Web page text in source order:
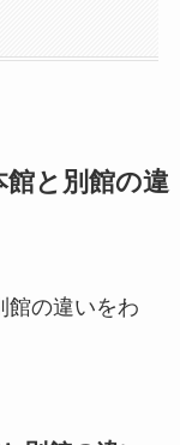
と別館の違
館の違いをわ